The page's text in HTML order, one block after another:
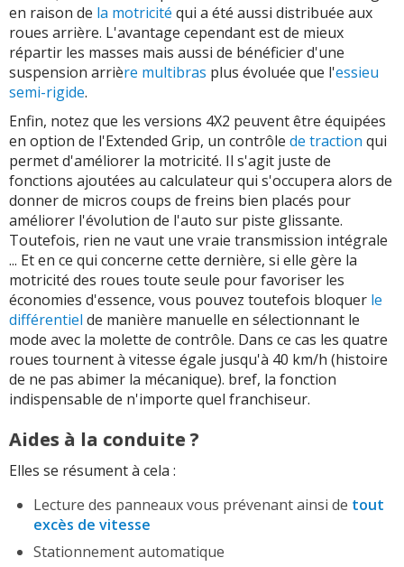
en raison de la motricité qui a été aussi distribuée aux
roues arrière. L'avantage cependant est de mieux
répartir les masses mais aussi de bénéficier d'une
suspension arrière multibras plus évoluée que l'essieu
semi-rigide.
Enfin, notez que les versions 4X2 peuvent être équipées
en option de l'Extended Grip, un contrôle de traction qui
permet d'améliorer la motricité. Il s'agit juste de
fonctions ajoutées au calculateur qui s'occupera alors de
donner de micros coups de freins bien placés pour
améliorer l'évolution de l'auto sur piste glissante.
Toutefois, rien ne vaut une vraie transmission intégrale
... Et en ce qui concerne cette dernière, si elle gère la
motricité des roues toute seule pour favoriser les
économies d'essence, vous pouvez toutefois bloquer le
différentiel de manière manuelle en sélectionnant le
mode avec la molette de contrôle. Dans ce cas les quatre
roues tournent à vitesse égale jusqu'à 40 km/h (histoire
de ne pas abimer la mécanique). bref, la fonction
indispensable de n'importe quel franchiseur.
Aides à la conduite ?
Elles se résument à cela :
Lecture des panneaux vous prévenant ainsi de tout
excès de vitesse
Stationnement automatique